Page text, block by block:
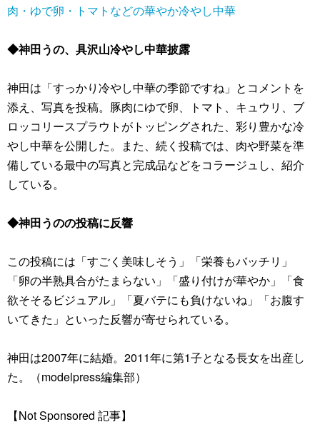
肉・ゆで卵・トマトなどの華やか冷やし中華
◆神田うの、具沢山冷やし中華披露
神田は「すっかり冷やし中華の季節ですね」とコメントを
添え、写真を投稿。豚肉にゆで卵、トマト、キュウリ、ブ
ロッコリースプラウトがトッピングされた、彩り豊かな冷
やし中華を公開した。また、続く投稿では、肉や野菜を準
備している最中の写真と完成品などをコラージュし、紹介
している。
◆神田うのの投稿に反響
この投稿には「すごく美味しそう」「栄養もバッチリ」
「卵の半熟具合がたまらない」「盛り付けが華やか」「食
欲そそるビジュアル」「夏バテにも負けないね」「お腹す
いてきた」といった反響が寄せられている。
神田は2007年に結婚。2011年に第1子となる長女を出産し
た。（modelpress編集部）
【Not Sponsored 記事】